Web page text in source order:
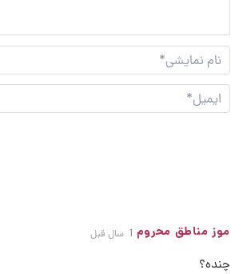
موز مناطق محروم 1 سال قبل
چنده؟